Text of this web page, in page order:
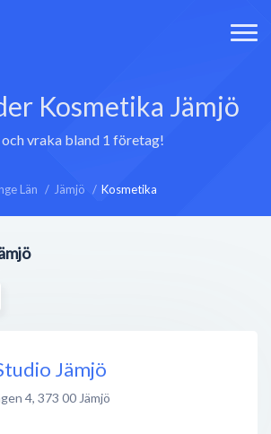
Kosmetika Jämjö
vraka bland 1 företag!
Län Jämjö Kosmetika
Jämjö
4, 373 00 Jämjö